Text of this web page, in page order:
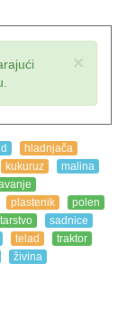
×
hladnjača
kukuruz
malina
plastenik
polen
sadnice
telad
traktor
živina